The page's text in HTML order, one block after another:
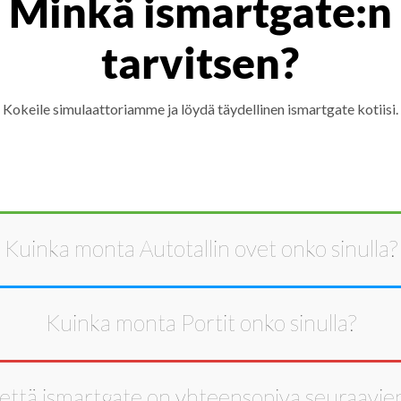
Minkä ismartgate:n
tarvitsen?
Kokeile simulaattoriamme ja löydä täydellinen ismartgate kotiisi.
Kuinka monta Autotallin ovet onko sinulla?
Kuinka monta Portit onko sinulla?